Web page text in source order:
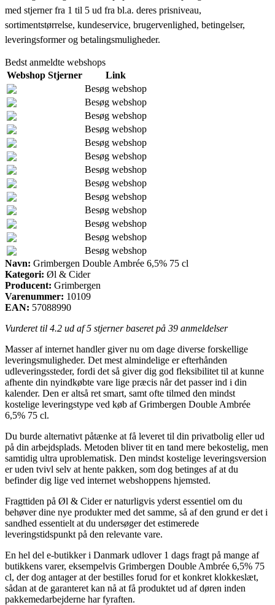
med stjerner fra 1 til 5 ud fra bl.a. deres prisniveau,
sortimentstørrelse, kundeservice, brugervenlighed, betingelser,
leveringsformer og betalingsmuligheder.
Bedst anmeldte webshops
Webshop Stjerner
Link
Besøg webshop
Besøg webshop
Besøg webshop
Besøg webshop
Besøg webshop
Besøg webshop
Besøg webshop
Besøg webshop
Besøg webshop
Besøg webshop
Besøg webshop
Besøg webshop
Besøg webshop
Navn: Grimbergen Double Ambrée 6,5% 75 cl
Kategori: Øl & Cider
Producent: Grimbergen
Varenummer: 10109
EAN: 57088990
Vurderet til 4.2 ud af 5 stjerner baseret på 39 anmeldelser
Masser af internet handler giver nu om dage diverse forskellige
leveringsmuligheder. Det mest almindelige er efterhånden
udleveringssteder, fordi det så giver dig god fleksibilitet til at kunne
afhente din nyindkøbte vare lige præcis når det passer ind i din
kalender. Den er altså ret smart, samt ofte tilmed den mindst
kostelige leveringstype ved køb af Grimbergen Double Ambrée
6,5% 75 cl.
Du burde alternativt påtænke at få leveret til din privatbolig eller ud
på din arbejdsplads. Metoden bliver tit en tand mere bekostelig, men
samtidig ultra uproblematisk. Den mindst kostelige leveringsversion
er uden tvivl selv at hente pakken, som dog betinges af at du
befinder dig lige ved internet webshoppens hjemsted.
Fragttiden på Øl & Cider er naturligvis yderst essentiel om du
behøver dine nye produkter med det samme, så af den grund er det i
sandhed essentielt at du undersøger det estimerede
leveringstidspunkt på den relevante vare.
En hel del e-butikker i Danmark udlover 1 dags fragt på mange af
butikkens varer, eksempelvis Grimbergen Double Ambrée 6,5% 75
cl, der dog antager at der bestilles forud for et konkret klokkeslæt,
sådan at de garanteret kan nå at få produktet ud af døren inden
pakkemedarbejderne har fyraften.